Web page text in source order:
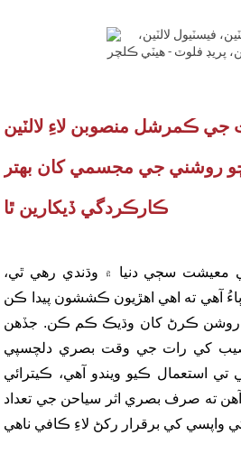
ڪمرشل منصوبن لاءِ لالٽين
روشني جي مجسمي کان بهتر
ڪارڪردگي ڏيکارين ٿا
سڄي دنيا ۾ وڌندي رهي ٿي،
آهي ته اهي اهڙيون ڪششون پيدا ڪن
ڪرڻ کان وڌيڪ ڪم ڪن. جڏهن
کي رات جي وقت بصري دلچسپي
استعمال ڪيو ويندو آهي، ڪيترائي
آهن ته صرف بصري اثر سياحن جي تعداد